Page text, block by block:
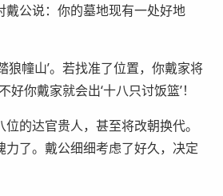
公说：你的墓地现有一处好地
幢山’。若找准了位置，你戴家将
你戴家就会出‘十八只讨饭篮’！
的达官贵人，甚至将改朝换代。
了。戴公细细考虑了好久，决定